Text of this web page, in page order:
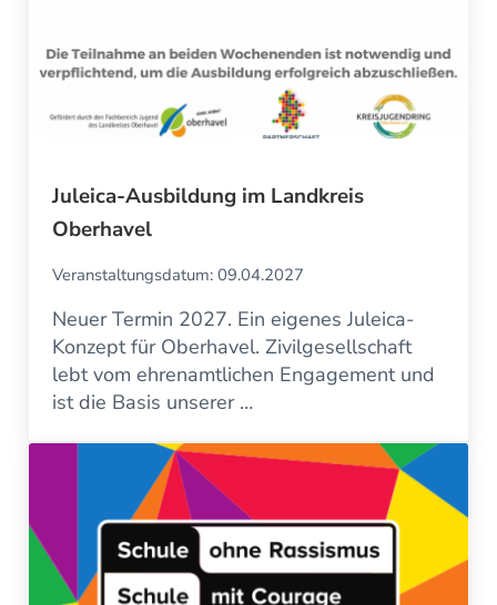
Juleica-Ausbildung im Landkreis
Oberhavel
Veranstaltungsdatum: 09.04.2027
Neuer Termin 2027. Ein eigenes Juleica-
Konzept für Oberhavel. Zivilgesellschaft
lebt vom ehrenamtlichen Engagement und
ist die Basis unserer …